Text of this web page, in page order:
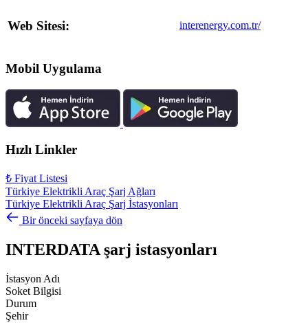
Web Sitesi: interenergy.com.tr/
Mobil Uygulama
Hızlı Linkler
₺ Fiyat Listesi
Türkiye Elektrikli Araç Şarj Ağları
Türkiye Elektrikli Araç Şarj İstasyonları
Bir önceki sayfaya dön
INTERDATA şarj istasyonları
İstasyon Adı
Soket Bilgisi
Durum
Şehir